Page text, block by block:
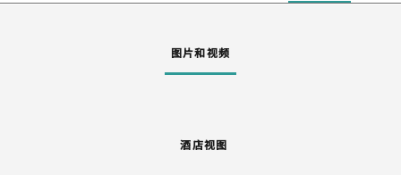
图片和视频
酒店视图